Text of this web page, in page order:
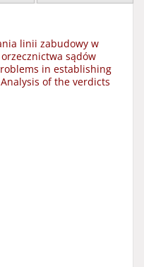
linii zabudowy w
sądów
in establishing
of the verdicts